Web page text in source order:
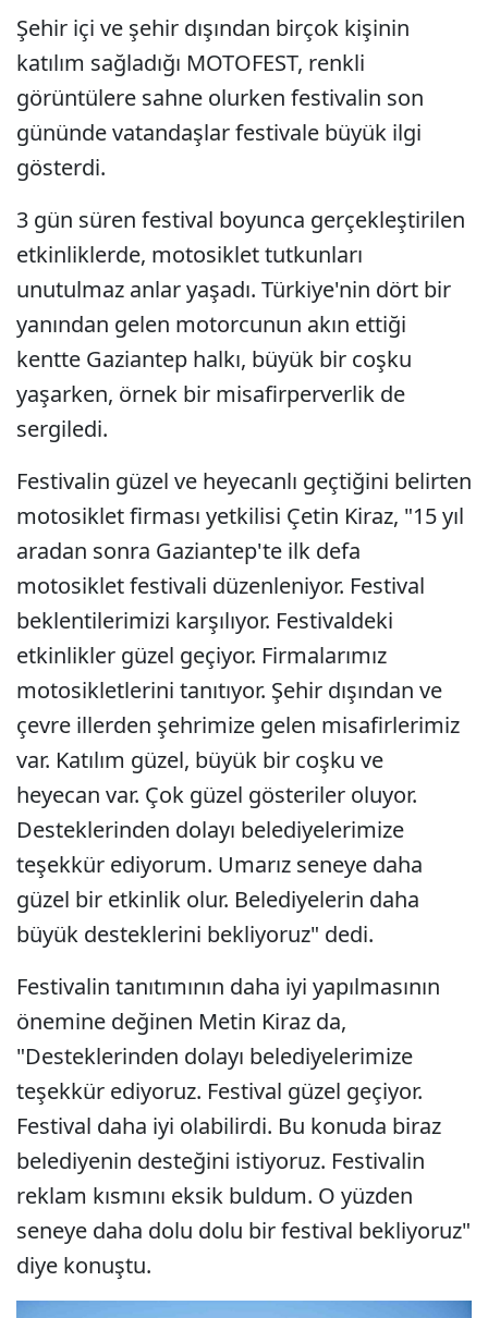
Şehir içi ve şehir dışından birçok kişinin
katılım sağladığı MOTOFEST, renkli
görüntülere sahne olurken festivalin son
gününde vatandaşlar festivale büyük ilgi
gösterdi.
3 gün süren festival boyunca gerçekleştirilen
etkinliklerde, motosiklet tutkunları
unutulmaz anlar yaşadı. Türkiye'nin dört bir
yanından gelen motorcunun akın ettiği
kentte Gaziantep halkı, büyük bir coşku
yaşarken, örnek bir misafirperverlik de
sergiledi.
Festivalin güzel ve heyecanlı geçtiğini belirten
motosiklet firması yetkilisi Çetin Kiraz, "15 yıl
aradan sonra Gaziantep'te ilk defa
motosiklet festivali düzenleniyor. Festival
beklentilerimizi karşılıyor. Festivaldeki
etkinlikler güzel geçiyor. Firmalarımız
motosikletlerini tanıtıyor. Şehir dışından ve
çevre illerden şehrimize gelen misafirlerimiz
var. Katılım güzel, büyük bir coşku ve
heyecan var. Çok güzel gösteriler oluyor.
Desteklerinden dolayı belediyelerimize
teşekkür ediyorum. Umarız seneye daha
güzel bir etkinlik olur. Belediyelerin daha
büyük desteklerini bekliyoruz" dedi.
Festivalin tanıtımının daha iyi yapılmasının
önemine değinen Metin Kiraz da,
"Desteklerinden dolayı belediyelerimize
teşekkür ediyoruz. Festival güzel geçiyor.
Festival daha iyi olabilirdi. Bu konuda biraz
belediyenin desteğini istiyoruz. Festivalin
reklam kısmını eksik buldum. O yüzden
seneye daha dolu dolu bir festival bekliyoruz"
diye konuştu.